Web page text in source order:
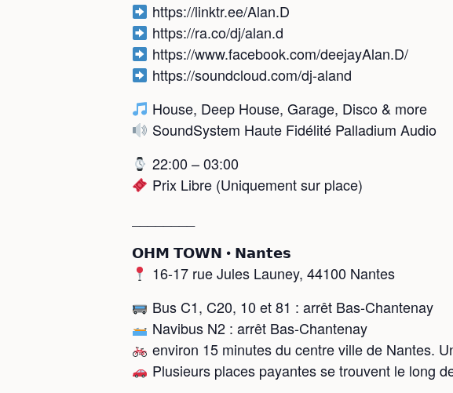
https://linktr.ee/Alan.D
https://ra.co/dj/alan.d
https://www.facebook.com/deejayAlan.D/
https://soundcloud.com/dj-aland
House, Deep House, Garage, Disco & more
SoundSystem Haute Fidélité Palladium Audio
22:00 – 03:00
Prix Libre (Uniquement sur place)
𝗢𝗛𝗠 𝗧𝗢𝗪𝗡 • 𝗡𝗮𝗻𝘁𝗲𝘀
16-17 rue Jules Launey, 44100 Nantes
Bus C1, C20, 10 et 81 : arrêt Bas-Chantenay
Navibus N2 : arrêt Bas-Chantenay
environ 15 minutes du centre ville de Nantes.
Plusieurs places payantes se trouvent le long